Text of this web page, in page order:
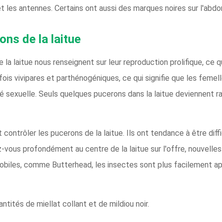
antennes. Certains ont aussi des marques noires sur
de la laitue
la laitue nous renseignent sur leur reproduction prolifique, ce
vivipares et parthénogéniques, ce qui signifie que les
sexuelle. Seuls quelques pucerons dans la laitue deviennent
les pucerons de la laitue. Ils ont tendance à être
vous profondément au centre de la laitue sur l'offre,
comme Butterhead, les insectes sont plus facilement
de miellat collant et de mildiou noir.